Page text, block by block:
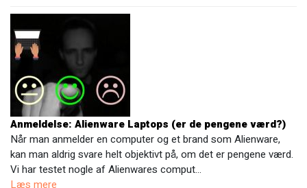
Anmeldelse: Alienware Laptops (er de pengene værd?)
Når man anmelder en computer og et brand som Alienware,
kan man aldrig svare helt objektivt på, om det er pengene værd.
Vi har testet nogle af Alienwares comput…
Læs mere